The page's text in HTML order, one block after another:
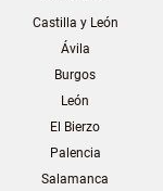
Castilla y León
Ávila
Burgos
León
El Bierzo
Palencia
Salamanca